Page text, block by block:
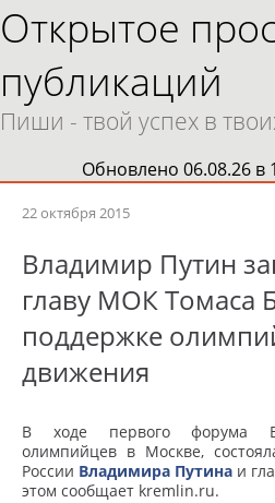
Открытое
публикаций
Пиши - твой успех в
Обновлено 06.08.26 в
22 октября 2015
Владимир Путин
главу МОК Томаса
поддержке
движения
В ходе первого форума
олимпийцев в Москве,
России Владимира Путина и
этом сообщает kremlin.ru.